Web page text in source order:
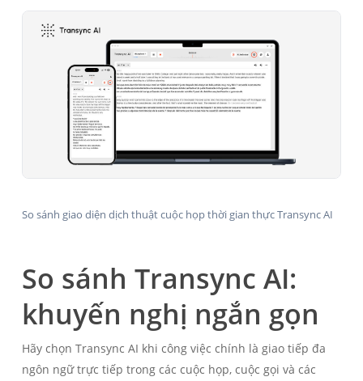
So sánh giao diện dịch thuật cuộc họp thời gian thực Transync AI
So sánh Transync AI:
khuyến nghị ngắn gọn
Hãy chọn Transync AI khi công việc chính là giao tiếp đa
ngôn ngữ trực tiếp trong các cuộc họp, cuộc gọi và các